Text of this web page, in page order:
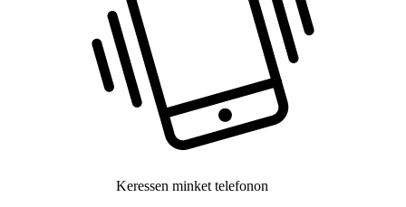
Keressen minket telefonon